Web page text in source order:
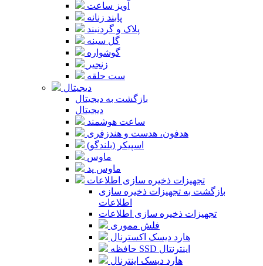
آویز ساعت
پابند زنانه
پلاک و گردنبند
گل سینه
گوشواره
زنجیر
ست حلقه
دیجیتال
بازگشت به دیجیتال
دیجیتال
ساعت هوشمند
هدفون، هدست و هندزفری
اسپیکر (بلندگو)
ماوس
ماوس پد
تجهیزات ذخیره سازی اطلاعات
بازگشت به تجهیزات ذخیره سازی
اطلاعات
تجهیزات ذخیره سازی اطلاعات
فلش مموری
هارد دیسک اکسترنال
حافظه SSD اینترنتال
هارد دیسک اینترنال